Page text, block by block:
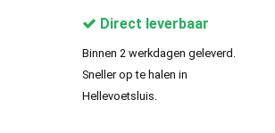
Direct leverbaar
Binnen 2 werkdagen geleverd.
Sneller op te halen in
Hellevoetsluis.